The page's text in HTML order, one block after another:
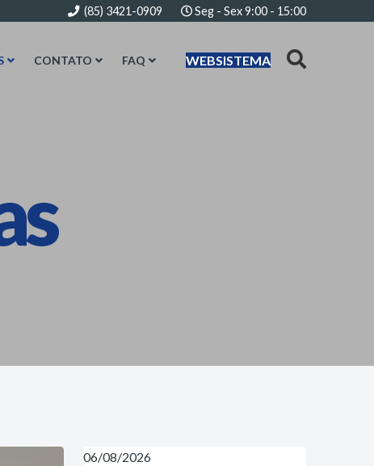
(85) 3421-0909 Seg - Sex 9:00 - 15:00
WEBSISTEMA
CONTATO FAQ
06/08/2026